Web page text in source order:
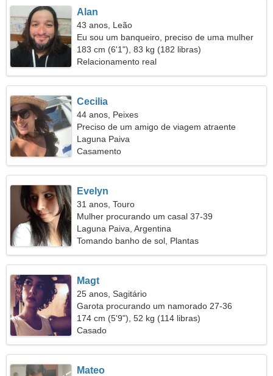
Alan
43 anos, Leão
Eu sou um banqueiro, preciso de uma mulher
sensual
183 cm (6'1"), 83 kg (182 libras)
Relacionamento real
Cecilia
44 anos, Peixes
Preciso de um amigo de viagem atraente
Laguna Paiva
Casamento
Evelyn
31 anos, Touro
Mulher procurando um casal 37-39
Laguna Paiva, Argentina
Tomando banho de sol, Plantas
Magt
25 anos, Sagitário
Garota procurando um namorado 27-36
174 cm (5'9"), 52 kg (114 libras)
Casado
Mateo